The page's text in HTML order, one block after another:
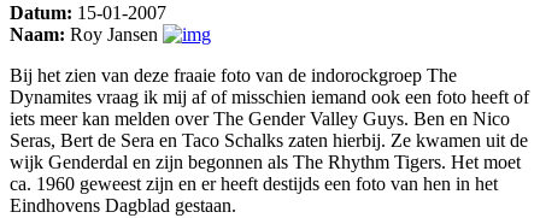
Datum: 15-01-2007
Naam: Roy Jansen
Bij het zien van deze fraaie foto van de indorockgroep The
Dynamites vraag ik mij af of misschien iemand ook een foto heeft of
iets meer kan melden over The Gender Valley Guys. Ben en Nico
Seras, Bert de Sera en Taco Schalks zaten hierbij. Ze kwamen uit de
wijk Genderdal en zijn begonnen als The Rhythm Tigers. Het moet
ca. 1960 geweest zijn en er heeft destijds een foto van hen in het
Eindhovens Dagblad gestaan.